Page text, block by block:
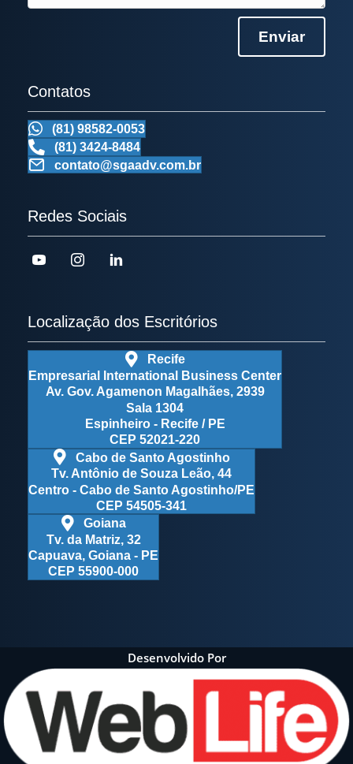
Enviar
Contatos
(81) 98582-0053
(81) 3424-8484
contato@sgaadv.com.br
Redes Sociais
Localização dos Escritórios
Recife
Empresarial International Business Center
Av. Gov. Agamenon Magalhães, 2939
Sala 1304
Espinheiro - Recife / PE
CEP 52021-220
Cabo de Santo Agostinho
Tv. Antônio de Souza Leão, 44
Centro - Cabo de Santo Agostinho/PE
CEP 54505-341
Goiana
Tv. da Matriz, 32
Capuava, Goiana - PE
CEP 55900-000
Desenvolvido Por